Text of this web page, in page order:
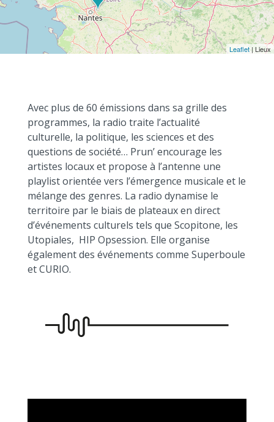
Leaflet | Lieux
Avec plus de 60 émissions dans sa grille des
programmes, la radio traite l’actualité
culturelle, la politique, les sciences et des
questions de société… Prun’ encourage les
artistes locaux et propose à l’antenne une
playlist orientée vers l’émergence musicale et le
mélange des genres. La radio dynamise le
territoire par le biais de plateaux en direct
d’événements culturels tels que Scopitone, les
Utopiales, HIP Opsession. Elle organise
également des événements comme Superboule
et CURIO.